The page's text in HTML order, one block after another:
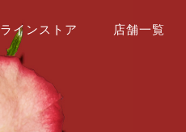
インストア 店舗一覧